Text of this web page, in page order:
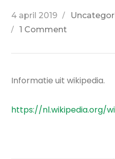
4 april 2019
1 Comment
Informatie uit wikipedia.
https://nl.wikipedia.org/